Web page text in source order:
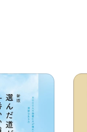
面した際のストレ
ワークエンゲージ